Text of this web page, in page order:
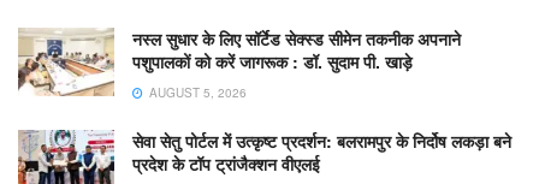
नस्ल सुधार के लिए सॉर्टेड सेक्स्ड सीमेन तकनीक अपनाने
पशुपालकों को करें जागरूक : डॉ. सुदाम पी. खाड़े
AUGUST 5, 2026
सेवा सेतु पोर्टल में उत्कृष्ट प्रदर्शन: बलरामपुर के निर्दोष लकड़ा बने
प्रदेश के टॉप ट्रांजैक्शन वीएलई